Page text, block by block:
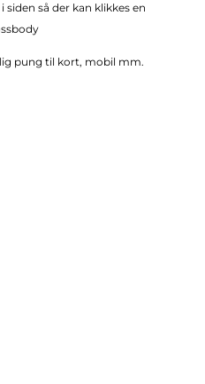
så der kan klikkes en
pung til kort, mobil mm.